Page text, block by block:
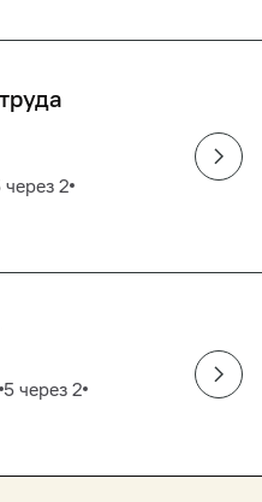
через 2
5 через 2